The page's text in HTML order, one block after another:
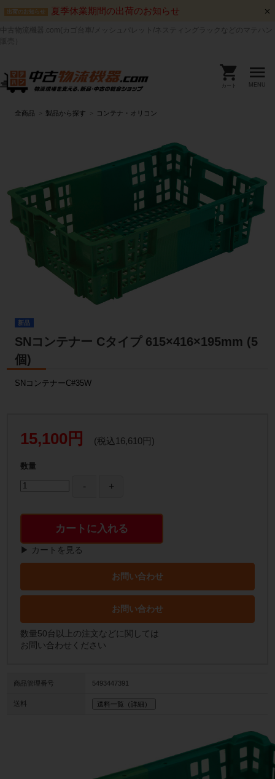
出荷のお知らせ 夏季休業期間の出荷のお知らせ
中古物流機器.com(カゴ台車/メッシュパレット/ネスティングラックなどのマテハン
カート MENU
全商品 製品から探す コンテナ・オリコン
新品
SNコンテナー Cタイプ 615×416×195mm (5
個)
SNコンテナーC#35W
15,100円 (税込16,610円)
数量
カートに入れる
▶ カートを見る
お問い合わせ
お問い合わせ
数量50台以上の注文などに関しては
お問い合わせください
商品管理番号 5493447391
送料 送料一覧（詳細）